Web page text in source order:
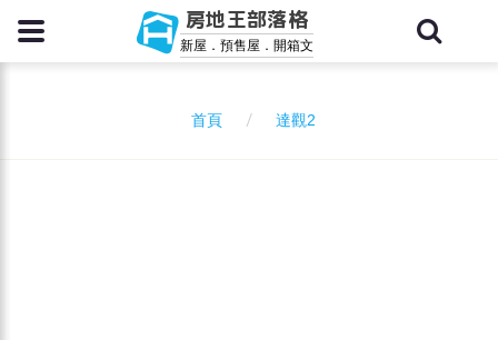
房地王部落格
新屋．預售屋．開箱文
首頁 達觀2